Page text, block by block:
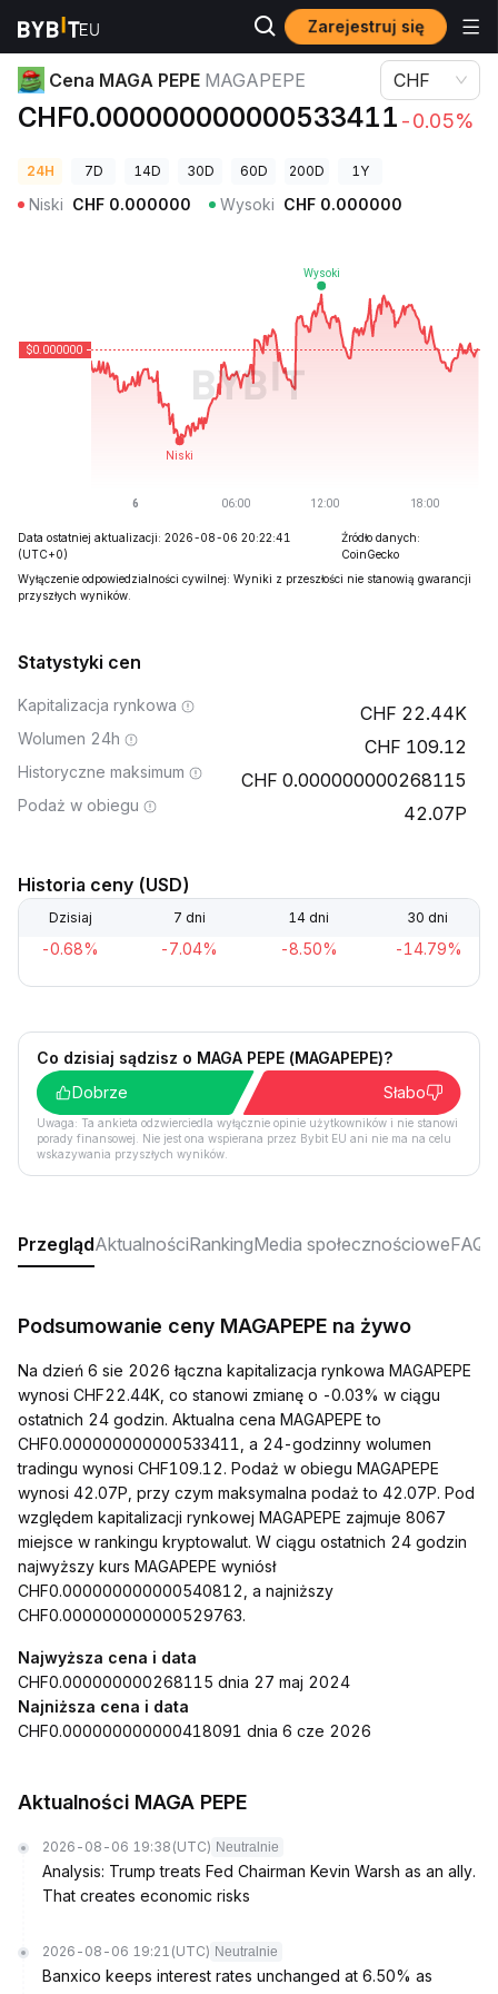
Zarejestruj się
Ceny kryptowalut Cena MAGA PEPE MAGAPEPE
Cena MAGA PEPE MAGAPEPE
CHF0.000000000000533411 -0.05%
CHF
24H 7D 14D 30D 60D 200D 1Y
Niski CHF 0.000000 Wysoki CHF 0.000000
Data ostatniej aktualizacji: 2026-08-06 20:22:41
(UTC+0)
Źródło danych:
CoinGecko
Wyłączenie odpowiedzialności cywilnej: Wyniki z przeszłości nie stanowią gwarancji
przyszłych wyników.
Statystyki cen
Kapitalizacja rynkowa 22.44K
Wolumen 24h 109.12
Historyczne maksimum 0.000000000268115
Podaż w obiegu 42.07P
Historia ceny (USD)
Dzisiaj 7 dni 14 dni 30 dni
-0.68% -7.04% -8.50% -14.79%
Co dzisiaj sądzisz o MAGA PEPE (MAGAPEPE)?
Dobrze
Słabo
Uwaga: Ta ankieta odzwierciedla wyłącznie opinie użytkowników i nie stanowi
porady finansowej. Nie jest ona wspierana przez Bybit EU ani nie ma na celu
wskazywania przyszłych wyników.
PrzeglądAktualnościRankingMedia społecznościoweFAQ
Podsumowanie ceny MAGAPEPE na żywo
Na dzień 6 sie 2026 łączna kapitalizacja rynkowa MAGAPEPE
wynosi CHF22.44K, co stanowi zmianę o -0.03% w ciągu
ostatnich 24 godzin. Aktualna cena MAGAPEPE to
CHF0.000000000000533411, a 24-godzinny wolumen
tradingu wynosi CHF109.12. Podaż w obiegu MAGAPEPE
wynosi 42.07P, przy czym maksymalna podaż to 42.07P. Pod
względem kapitalizacji rynkowej MAGAPEPE zajmuje 8067
miejsce w rankingu kryptowalut. W ciągu ostatnich 24 godzin
najwyższy kurs MAGAPEPE wyniósł
CHF0.000000000000540812, a najniższy
CHF0.000000000000529763.
Najwyższa cena i data
CHF0.000000000268115 dnia 27 maj 2024
Najniższa cena i data
CHF0.000000000000418091 dnia 6 cze 2026
Aktualności MAGA PEPE
2026-08-06 19:38 (UTC) Neutralnie
Analysis: Trump treats Fed Chairman Kevin Warsh as an ally.
That creates economic risks
2026-08-06 19:21 (UTC) Neutralnie
Banxico keeps interest rates unchanged at 6.50% as